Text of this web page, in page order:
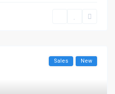
Sales New